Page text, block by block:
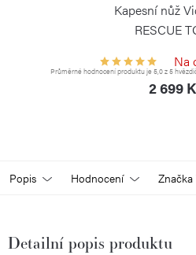
Kapesní nůž
RESCUE
Průměrné hodnocení produktu je 5,0 z 5
Na
2 699
Popis Hodnocení Značka
Detailní popis produktu